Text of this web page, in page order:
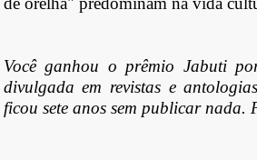
Você ganhou o prêmio Jabuti
divulgada em revistas e
ficou sete anos sem publicar nada.